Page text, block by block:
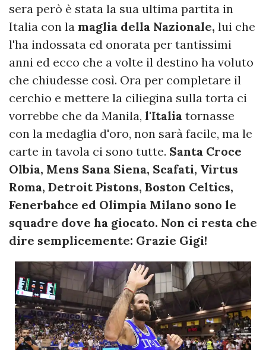
sera però è stata la sua ultima partita in
Italia con la maglia della Nazionale, lui che
l'ha indossata ed onorata per tantissimi
anni ed ecco che a volte il destino ha voluto
che chiudesse così. Ora per completare il
cerchio e mettere la ciliegina sulla torta ci
vorrebbe che da Manila, l'Italia tornasse
con la medaglia d'oro, non sarà facile, ma le
carte in tavola ci sono tutte. Santa Croce
Olbia, Mens Sana Siena, Scafati, Virtus
Roma, Detroit Pistons, Boston Celtics,
Fenerbahce ed Olimpia Milano sono le
squadre dove ha giocato. Non ci resta che
dire semplicemente: Grazie Gigi!